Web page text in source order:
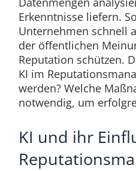
Erkenntnisse liefern.
Unternehmen schnell
der öffentlichen
Reputation schützen.
KI im
werden? Welche
notwendig, um
KI und ihr